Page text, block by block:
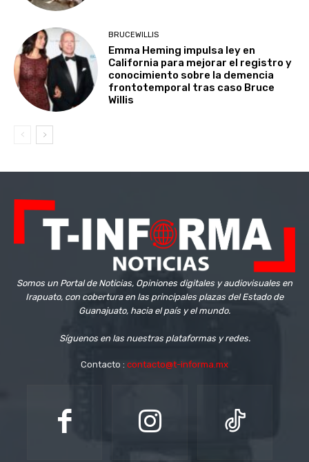
BRUCEWILLIS
Emma Heming impulsa ley en
California para mejorar el registro y
conocimiento sobre la demencia
frontotemporal tras caso Bruce
Willis
Somos un Portal de Noticias, Opiniones digitales y audiovisuales en
Irapuato, con cobertura en las principales plazas del Estado de
Guanajuato, hacia el país y el mundo.
Síguenos en las nuestras plataformas y redes.
Contacto : contacto@t-informa.mx